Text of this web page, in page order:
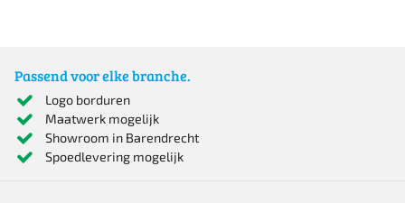
Passend voor elke branche.
Logo borduren
Maatwerk mogelijk
Showroom in Barendrecht
Spoedlevering mogelijk